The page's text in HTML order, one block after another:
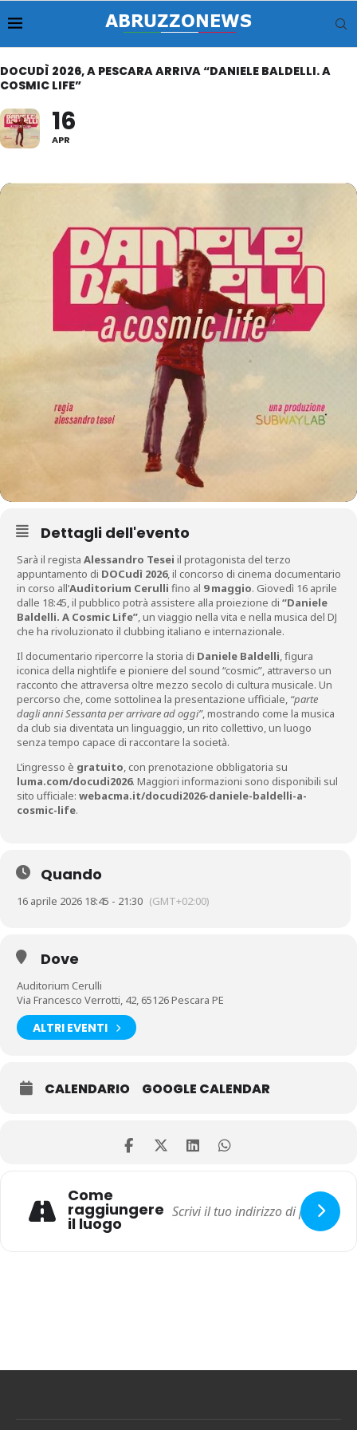
DOCUDÌ 2026, A PESCARA ARRIVA “DANIELE BALDELLI. A
COSMIC LIFE”
16
APR
Dettagli dell'evento
Sarà il regista Alessandro Tesei il protagonista del terzo
appuntamento di DOCudì 2026, il concorso di cinema documentario
in corso all’Auditorium Cerulli fino al 9 maggio. Giovedì 16 aprile
dalle 18:45, il pubblico potrà assistere alla proiezione di “Daniele
Baldelli. A Cosmic Life”, un viaggio nella vita e nella musica del DJ
che ha rivoluzionato il clubbing italiano e internazionale.
Il documentario ripercorre la storia di Daniele Baldelli, figura
iconica della nightlife e pioniere del sound “cosmic”, attraverso un
racconto che attraversa oltre mezzo secolo di cultura musicale. Un
percorso che, come sottolinea la presentazione ufficiale, “parte
dagli anni Sessanta per arrivare ad oggi”, mostrando come la musica
da club sia diventata un linguaggio, un rito collettivo, un luogo
senza tempo capace di raccontare la società.
L’ingresso è gratuito, con prenotazione obbligatoria su
luma.com/docudi2026. Maggiori informazioni sono disponibili sul
sito ufficiale: webacma.it/docudi2026-daniele-baldelli-a-
cosmic-life.
Quando
16 aprile 2026 18:45 - 21:30 (GMT+02:00)
Dove
Auditorium Cerulli
Via Francesco Verrotti, 42, 65126 Pescara PE
ALTRI EVENTI
CALENDARIO GOOGLE CALENDAR
Come
raggiungere
il luogo